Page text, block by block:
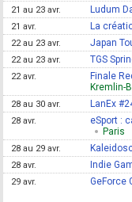
21 au 23 avr. Ludum
21 avr. La
22 au 23 avr. Japan
22 au 23 avr. TGS
22 avr. Finale
Kremlin-
28 au 30 avr. LanEx
28 avr.
eSport :
Paris
28 au 29 avr.
28 avr. Indie
29 avr. GeForce